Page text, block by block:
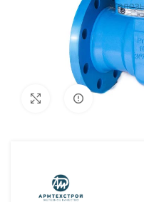
УвеличитьВнешний вид
от фото